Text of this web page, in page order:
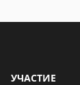
УЧАСТИЕ